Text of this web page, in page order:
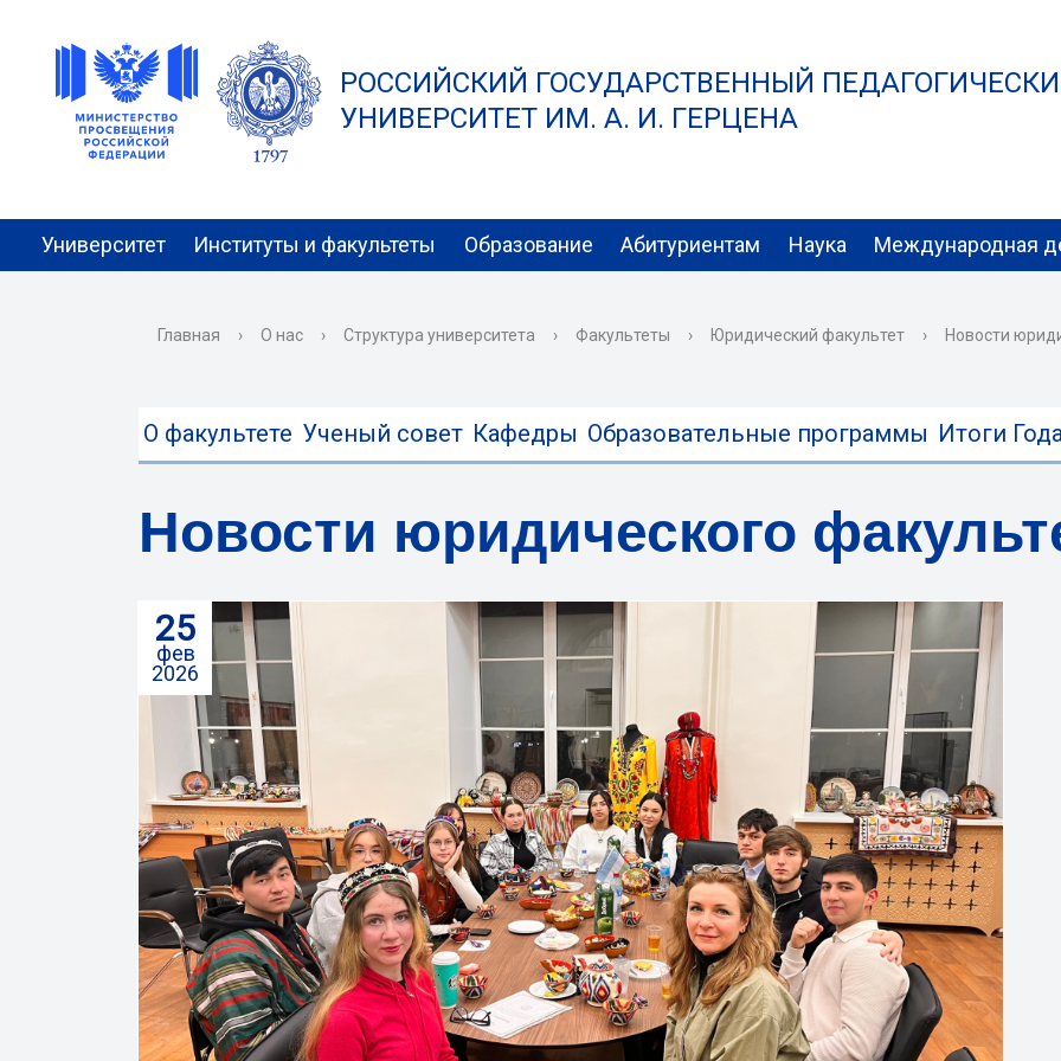
РОССИЙСКИЙ ГОСУДАРСТВЕННЫЙ
УНИВЕРСИТЕТ ИМ. А. И. ГЕРЦЕНА
Университет Институты и факультеты Образование Абитуриентам Наука Международная
Главная › О нас › Структура университета › Факультеты › Юридический факультет › Новости
О факультете Ученый совет Кафедры Образовательные программы Итоги
Новости юридического
25
фев
2026